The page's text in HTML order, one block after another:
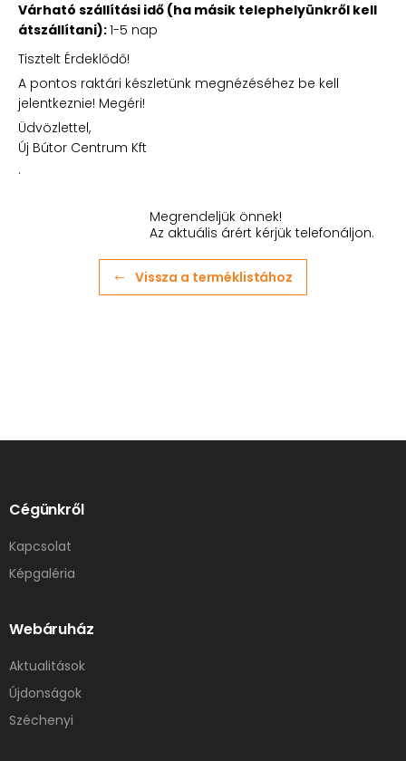
Várható szállítási idő (ha másik telephelyünkről kell
átszállítani):1-5 nap
Tisztelt Érdeklődő!
A pontos raktári készletünk megnézéséhez be kell
jelentkeznie! Megéri!
Üdvözlettel,
Új Bútor Centrum Kft
.
Megrendeljük önnek!
Az aktuális árért kérjük telefonáljon.
Vissza a terméklistához
Cégünkről
Kapcsolat
Képgaléria
Webáruház
Aktualitások
Újdonságok
Széchenyi